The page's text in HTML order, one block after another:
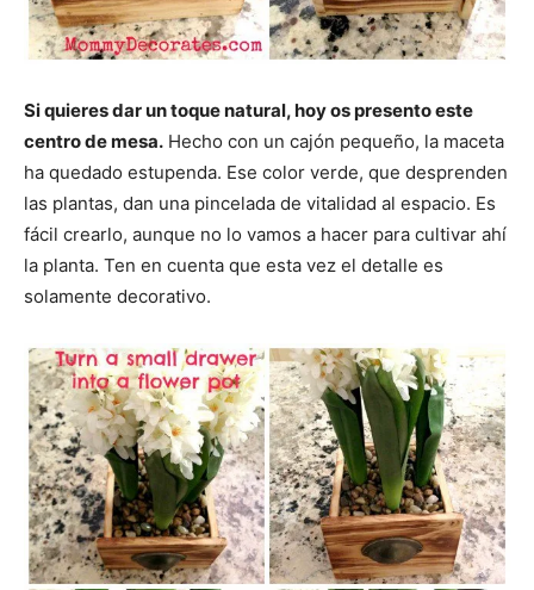
Si quieres dar un toque natural, hoy os presento este
centro de mesa. Hecho con un cajón pequeño, la maceta
ha quedado estupenda. Ese color verde, que desprenden
las plantas, dan una pincelada de vitalidad al espacio. Es
fácil crearlo, aunque no lo vamos a hacer para cultivar ahí
la planta. Ten en cuenta que esta vez el detalle es
solamente decorativo.